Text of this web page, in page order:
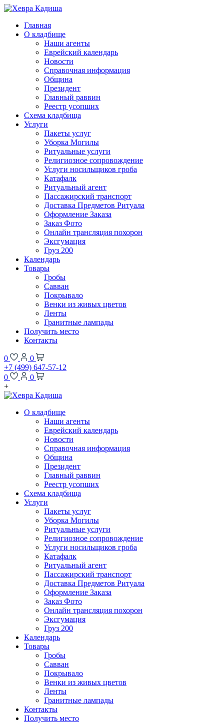
Главная
О кладбище
Наши агенты
Еврейский календарь
Новости
Справочная информация
Община
Президент
Главный раввин
Реестр усопших
Схема кладбища
Услуги
Пакеты услуг
Уборка Могилы
Ритуальные услуги
Религиозное сопровождение
Услуги носильщиков гроба
Катафалк
Ритуальный агент
Пассажирский транспорт
Доставка Предметов Ритуала
Оформление Заказа
Заказ Фото
Онлайн трансляция похорон
Эксгумация
Груз 200
Календарь
Товары
Гробы
Савван
Покрывало
Венки из живых цветов
Ленты
Гранитные лампады
Получить место
Контакты
0
0
+7 (499) 647-57-12
0
0
+
О кладбище
Наши агенты
Еврейский календарь
Новости
Справочная информация
Община
Президент
Главный раввин
Реестр усопших
Схема кладбища
Услуги
Пакеты услуг
Уборка Могилы
Ритуальные услуги
Религиозное сопровождение
Услуги носильщиков гроба
Катафалк
Ритуальный агент
Пассажирский транспорт
Доставка Предметов Ритуала
Оформление Заказа
Заказ Фото
Онлайн трансляция похорон
Эксгумация
Груз 200
Календарь
Товары
Гробы
Савван
Покрывало
Венки из живых цветов
Ленты
Гранитные лампады
Контакты
Получить место